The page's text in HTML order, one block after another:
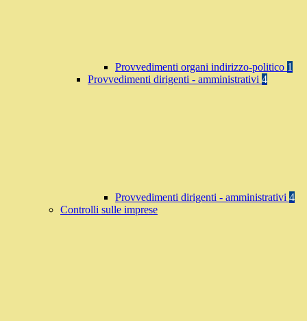
Provvedimenti organi indirizzo-politico 1
Provvedimenti dirigenti - amministrativi 4
Provvedimenti dirigenti - amministrativi 4
Controlli sulle imprese